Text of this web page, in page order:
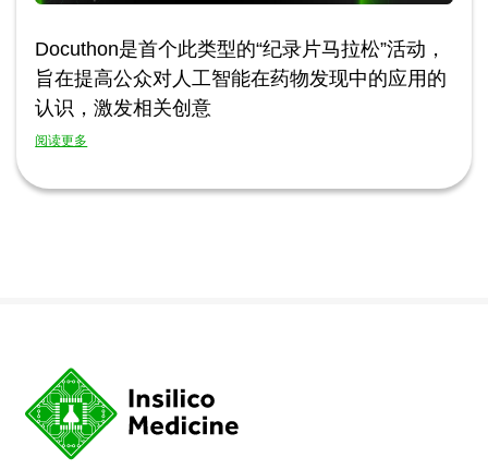
Docuthon是首个此类型的“纪录片马拉松”活动，
旨在提高公众对人工智能在药物发现中的应用的
认识，激发相关创意
阅读更多